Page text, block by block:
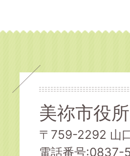
美祢市役所
〒759-2292 山
電話番号:0837-